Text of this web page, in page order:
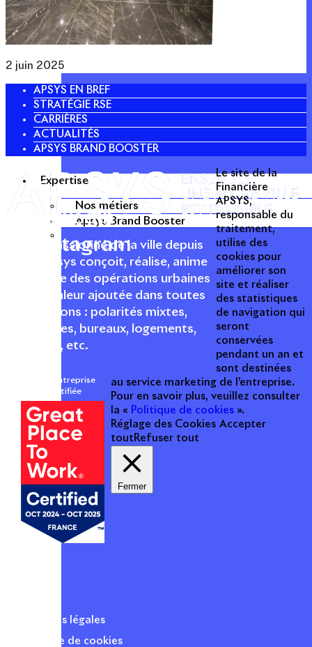
Expertise
Nos métiers
Apsys Brand Booster
2 juin 2025
APSYS EN BREF
STRATÉGIE RSE
CARRIÈRES
ACTUALITÉS
APSYS BRAND BOOSTER
Acteur passionné de la ville depuis
1996, Apsys conçoit, réalise, anime
et valorise des opérations urbaines
à forte valeur ajoutée dans toutes
les fonctions : polarités mixtes,
commerces, bureaux, logements,
hôtellerie, etc.
Une entreprise
certifiée
Mentions légales
Politique de cookies
Twitter
Linkedin
Instagram
Le site de la
Financière
APSYS,
responsable du
traitement,
utilise des
cookies pour
améliorer son
site et réaliser
des statistiques
de navigation qui
seront
conservées
pendant un an et
sont destinées
au service marketing de l’entreprise.
Pour en savoir plus, veuillez consulter
la « Politique de cookies ».
Réglage des Cookies Accepter
tout Refuser tout
Fermer